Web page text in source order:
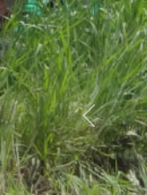
Previous